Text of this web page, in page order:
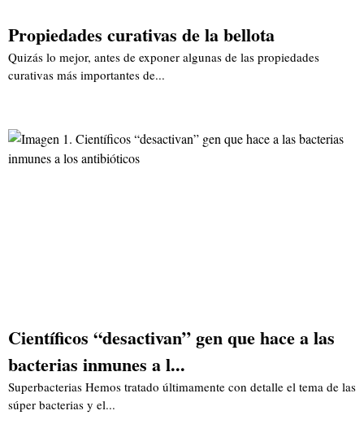
Propiedades curativas de la bellota
Quizás lo mejor, antes de exponer algunas de las propiedades
curativas más importantes de...
Científicos “desactivan” gen que hace a las
bacterias inmunes a l...
Superbacterias Hemos tratado últimamente con detalle el tema de las
súper bacterias y el...